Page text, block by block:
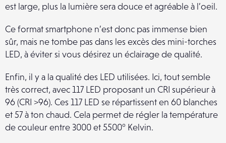
est large, plus la lumière sera douce et agréable à l’oeil.
Ce format smartphone n’est donc pas immense bien
sûr, mais ne tombe pas dans les excès des mini-torches
LED, à éviter si vous désirez un éclairage de qualité.
Enfin, il y a la qualité des LED utilisées. Ici, tout semble
très correct, avec 117 LED proposant un CRI supérieur à
96 (CRI >96). Ces 117 LED se répartissent en 60 blanches
et 57 à ton chaud. Cela permet de régler la température
de couleur entre 3000 et 5500° Kelvin.